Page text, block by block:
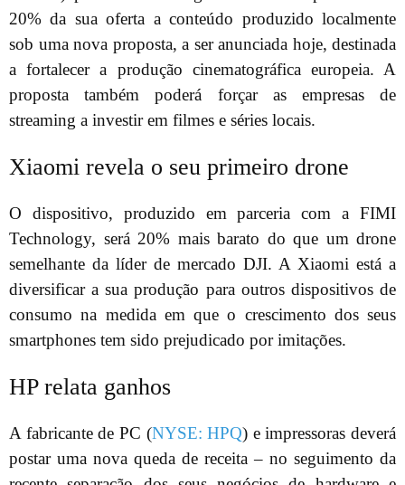
20% da sua oferta a conteúdo produzido localmente
sob uma nova proposta, a ser anunciada hoje, destinada
a fortalecer a produção cinematográfica europeia. A
proposta também poderá forçar as empresas de
streaming a investir em filmes e séries locais.
Xiaomi revela o seu primeiro drone
O dispositivo, produzido em parceria com a FIMI
Technology, será 20% mais barato do que um drone
semelhante da líder de mercado DJI. A Xiaomi está a
diversificar a sua produção para outros dispositivos de
consumo na medida em que o crescimento dos seus
smartphones tem sido prejudicado por imitações.
HP relata ganhos
A fabricante de PC (NYSE: HPQ) e impressoras deverá
postar uma nova queda de receita – no seguimento da